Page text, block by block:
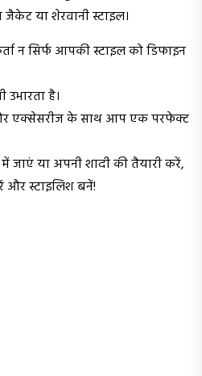
या शेरवानी स्टाइल।
न सिर्फ आपकी स्टाइल को डिफाइन
है।
एक्सेसरीज के साथ आप एक परफेक्ट
या अपनी शादी की तैयारी करें,
और स्टाइलिश बनें!